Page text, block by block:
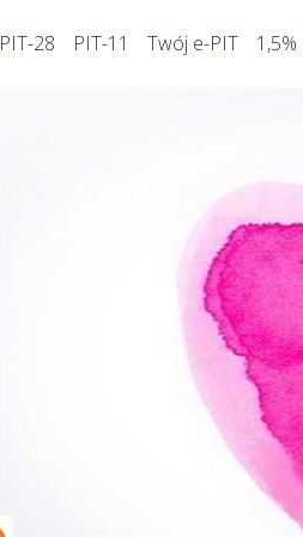
Kalkulator wynagrodzeń
Kalkulator walut
Kalkulator odsetek PIT
Kalkulator rozliczenia
Kalkulator zwrotu podatku
Kalkulator kilometrówki
Koszty uzyskania przychodu
Koszty uzyskania przychodu twórcy
Odliczenie składki zdrowotnej
Działalność nierejestrowana
Wybór formy opodatkowania
PIT-28 PIT-11 Twój e-PIT 1,5%